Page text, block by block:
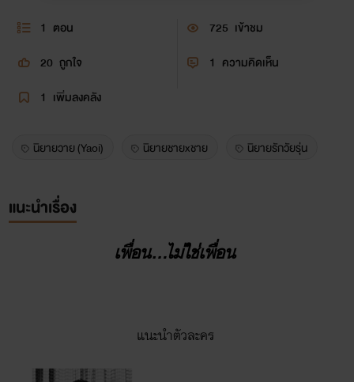
1 ตอน 725 เข้าชม
20 ถูกใจ 1 ความคิดเห็น
1 เพิ่มลงคลัง
นิยายวาย (Yaoi) นิยายชายxชาย นิยายรักวัยรุ่น
แนะนำเรื่อง
เพื่อน...ไม่ใช่เพื่อน
แนะนำตัวละคร